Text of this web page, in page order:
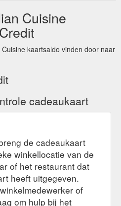
Cuisine
kaartsaldo vinden door naar
cadeaukaart
de cadeaukaart
winkellocatie van de
of het restaurant dat
heeft uitgegeven.
of
om hulp bij het